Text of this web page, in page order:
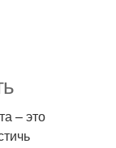
– это